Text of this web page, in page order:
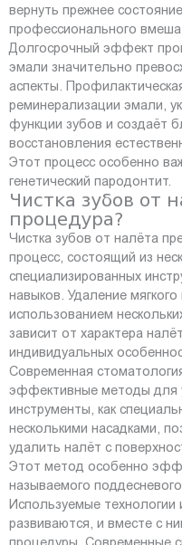
вернуть прежнее
профессионального
Долгосрочный эффект
эмали значительно
аспекты.
реминерализации эмали,
функции зубов и создаёт
восстановления
Этот процесс особенно
генетический пародонтит.
Чистка зубов от
процедура?
Чистка зубов от налёта
процесс, состоящий из
специализированных
навыков. Удаление
использованием
зависит от характера
индивидуальных
Современная
эффективные методы для
инструменты, как
несколькими насадками,
удалить налёт с
Этот метод особенно
называемого
Используемые
развиваются, и вместе с